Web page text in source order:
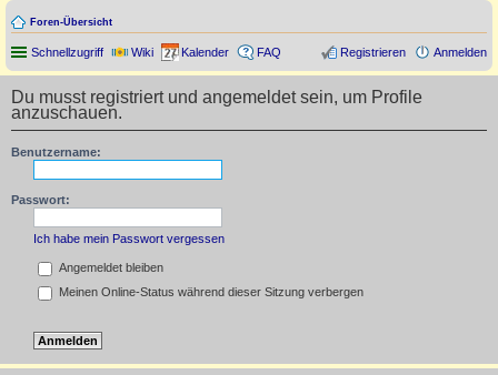
Foren-Übersicht
Schnellzugriff Wiki Kalender FAQ Anmelden
Registrieren
Du musst registriert und angemeldet sein, um Profile
anzuschauen.
Benutzername:
Passwort:
Ich habe mein Passwort vergessen
Angemeldet bleiben
Meinen Online-Status während dieser Sitzung verbergen